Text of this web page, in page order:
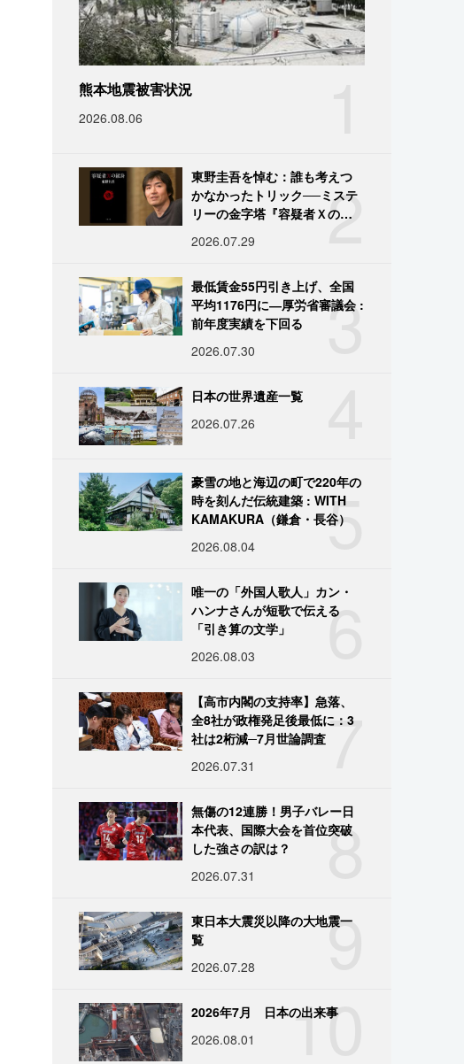
熊本地震被害状況
2026.08.06
2
東野圭吾を悼む：誰も考えつ
かなかったトリック──ミステ
リーの金字塔『容疑者Ｘの献
2026.07.29
3
最低賃金55円引き上げ、全国
平均1176円に―厚労省審議会 :
前年度実績を下回る
2026.07.30
日本の世界遺産一覧
2026.07.26
5
豪雪の地と海辺の町で220年の
時を刻んだ伝統建築 : WITH
KAMAKURA（鎌倉・長谷）
2026.08.04
6
唯一の「外国人歌人」カン・
ハンナさんが短歌で伝える
「引き算の文学」
2026.08.03
7
【高市内閣の支持率】急落、
全8社が政権発足後最低に：3
社は2桁減─7月世論調査
2026.07.31
8
無傷の12連勝！男子バレー日
本代表、国際大会を首位突破
した強さの訳は？
2026.07.31
9
東日本大震災以降の大地震一
覧
2026.07.28
10
2026年7月 日本の出来事
2026.08.01